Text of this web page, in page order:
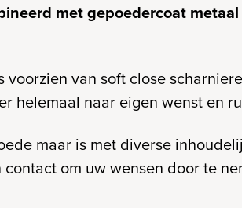
met gepoedercoat
van soft close
helemaal naar eigen wenst en
maar is met diverse
om uw wensen door te